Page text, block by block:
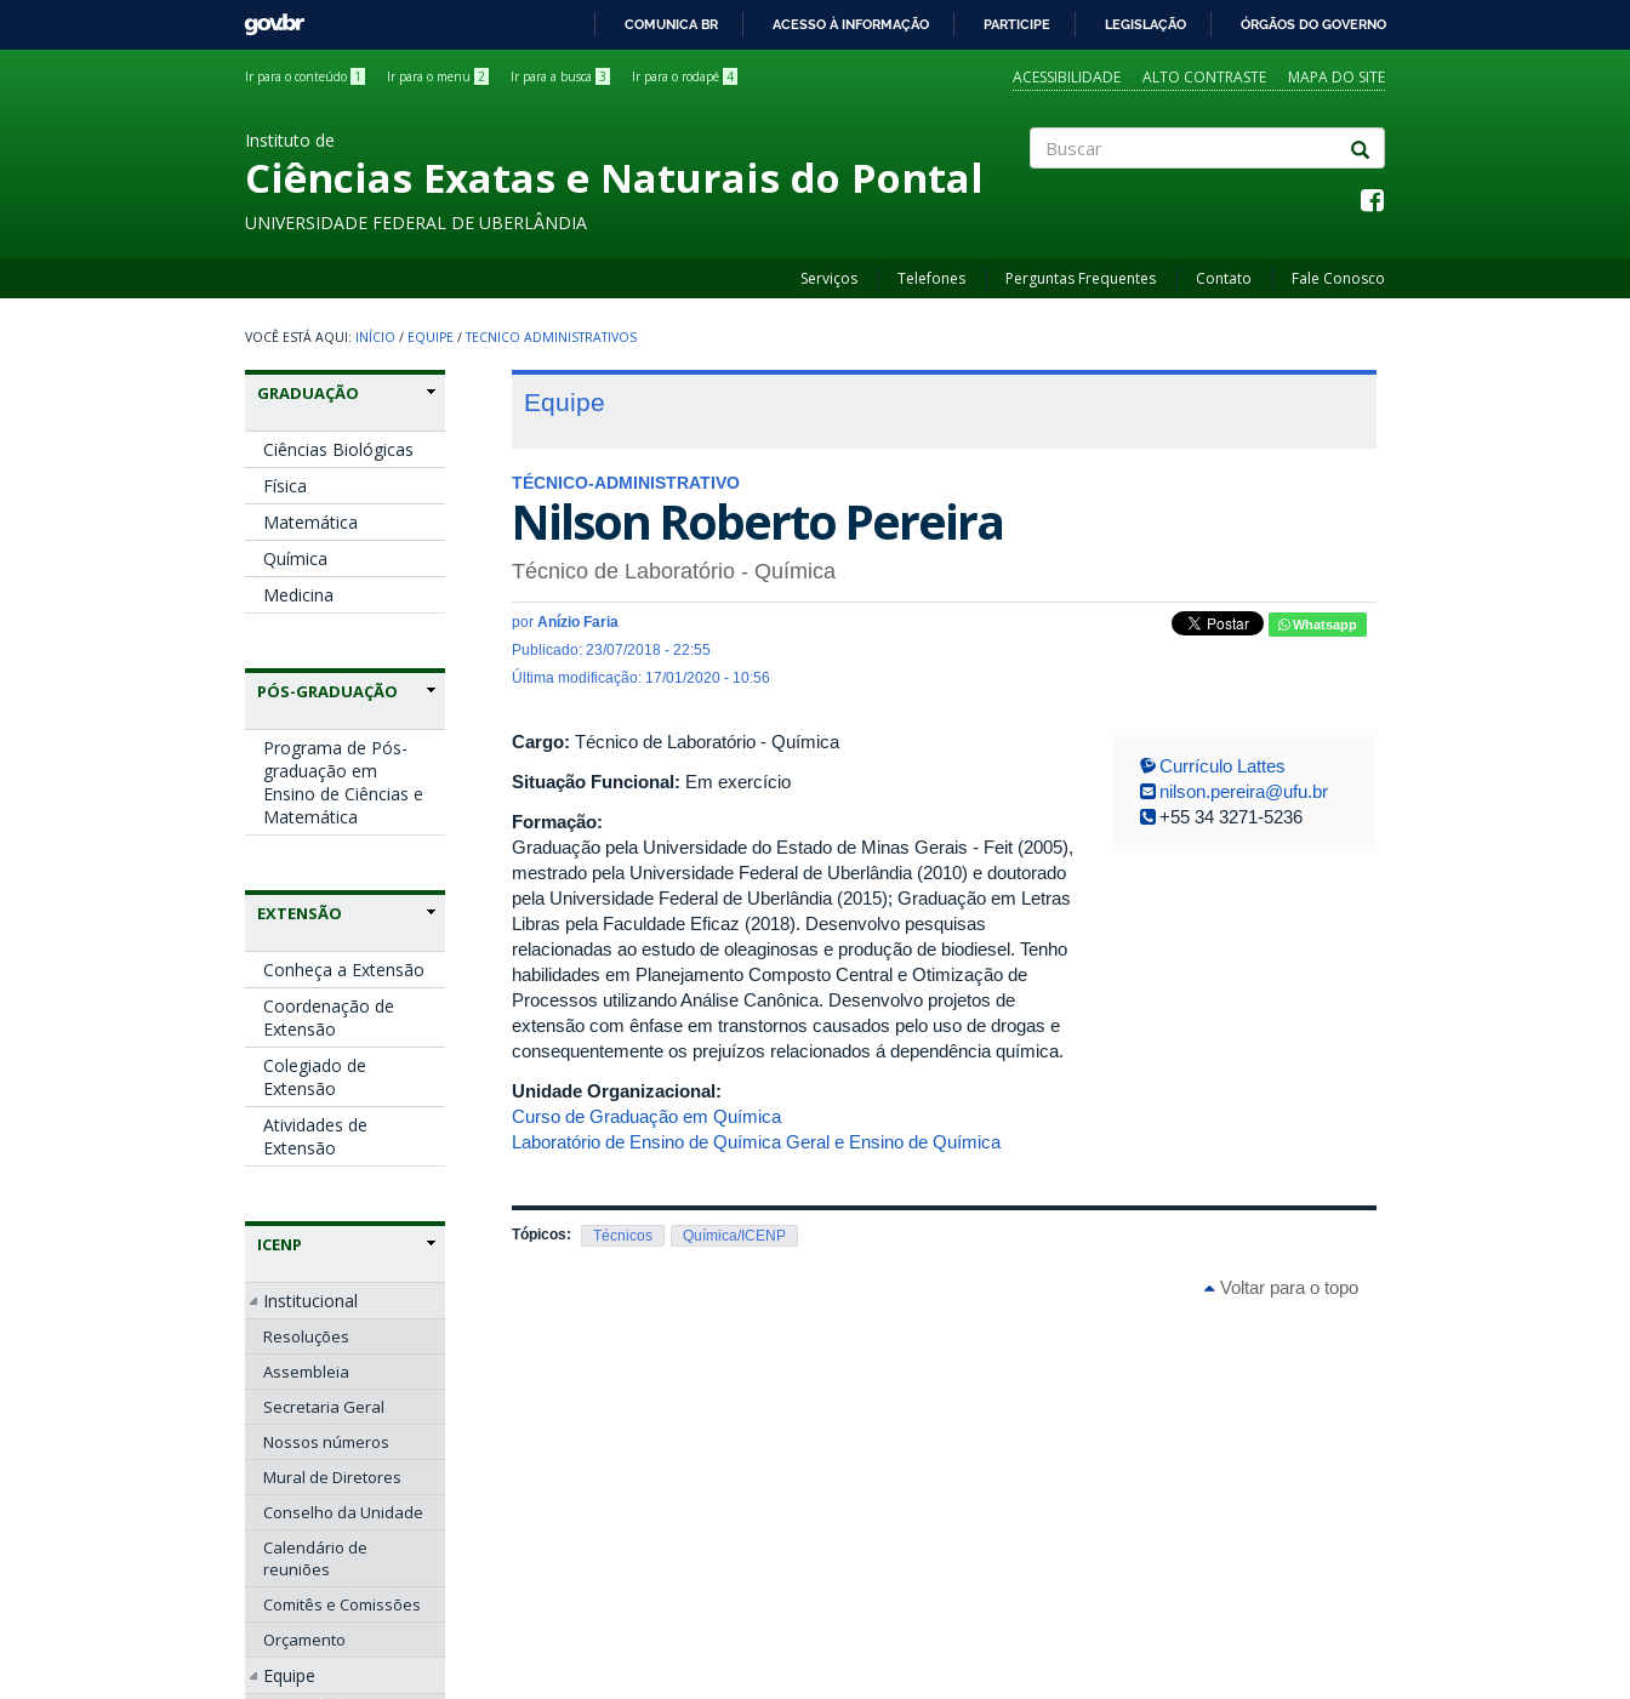
GOVBR
COMUNICA BR ACESSO À INFORMAÇÃO PARTICIPE LEGISLAÇÃO ÓRGÃOS DO GOVERNO
Ir para o conteúdo 1 Ir para o menu 2 Ir para a busca 3 Ir para o rodapé 4 ACESSIBILIDADE ALTO CONTRASTE MAPA DO SITE
Instituto de
Ciências Exatas e Naturais do Pontal
UNIVERSIDADE FEDERAL DE UBERLÂNDIA
Serviços Telefones Perguntas Frequentes Contato Fale Conosco
INÍCIO / EQUIPE / TECNICO ADMINISTRATIVOS
GRADUAÇÃO
Ciências Biológicas
Física
Matemática
Química
Medicina
PÓS-GRADUAÇÃO
Programa de Pós-
graduação em
Ensino de Ciências e
Matemática
EXTENSÃO
Conheça a Extensão
Coordenação de
Extensão
Colegiado de
Extensão
Atividades de
Extensão
ICENP
Institucional
Resoluções
Assembleia
Secretaria Geral
Nossos números
Mural de Diretores
Conselho da Unidade
Calendário de
reuniões
Comitês e Comissões
Orçamento
Equipe
Equipe
TÉCNICO-ADMINISTRATIVO
Nilson Roberto Pereira
Técnico de Laboratório - Química
por Anízio Faria
Publicado: 23/07/2018 - 22:55
Última modificação: 17/01/2020 - 10:56
Whatsapp
Cargo: Técnico de Laboratório - Química
Situação Funcional: Em exercício
Formação:
Graduação pela Universidade do Estado de Minas Gerais - Feit (2005),
mestrado pela Universidade Federal de Uberlândia (2010) e doutorado
pela Universidade Federal de Uberlândia (2015); Graduação em Letras
Libras pela Faculdade Eficaz (2018). Desenvolvo pesquisas
relacionadas ao estudo de oleaginosas e produção de biodiesel. Tenho
habilidades em Planejamento Composto Central e Otimização de
Processos utilizando Análise Canônica. Desenvolvo projetos de
extensão com ênfase em transtornos causados pelo uso de drogas e
consequentemente os prejuízos relacionados á dependência química.
Unidade Organizacional:
Curso de Graduação em Química
Laboratório de Ensino de Química Geral e Ensino de Química
Currículo Lattes
nilson.pereira@ufu.br
+55 34 3271-5236
Tópicos: Técnicos Química/ICENP
Voltar para o topo